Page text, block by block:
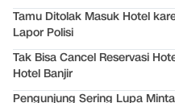
Tamu Ditolak Masuk Hotel
Lapor Polisi
Tak Bisa Cancel Reservasi
Hotel Banjir
Pengunjung Sering Lupa